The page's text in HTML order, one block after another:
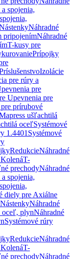
spojenia,
Náhradné
pripojenímNáhradné
T-kusy pre
Prípojky
Izolácie
pre rúry a
pre
Upevnenia pre
prírubové
ušľachtilá
oceľSystémové
1.4401 Systémové
RedukcieNáhradné
T-
prechodyNáhradné
spojenia,
diely pre Axiálne
NástenkyNáhradné
oceľ, plynNáhradné
Systémové rúry
RedukcieNáhradné
T-
prechodyNáhradné